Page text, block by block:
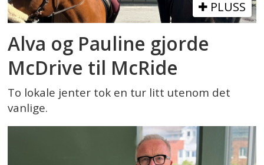
PLUSS
Alva og Pauline gjorde
McDrive til McRide
To lokale jenter tok en tur litt utenom det
vanlige.